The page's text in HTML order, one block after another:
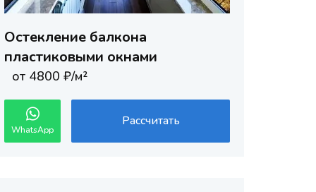
Остекление балкона
пластиковыми окнами
от 4800 ₽/м²
WhatsApp
Рассчитать